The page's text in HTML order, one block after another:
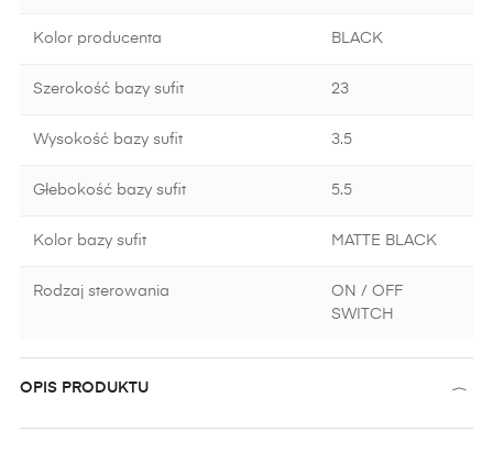
Kolor producenta BLACK
Szerokość bazy sufit 23
Wysokość bazy sufit 3.5
Głebokość bazy sufit 5.5
Kolor bazy sufit MATTE BLACK
Rodzaj sterowania
ON / OFF
SWITCH
OPIS PRODUKTU